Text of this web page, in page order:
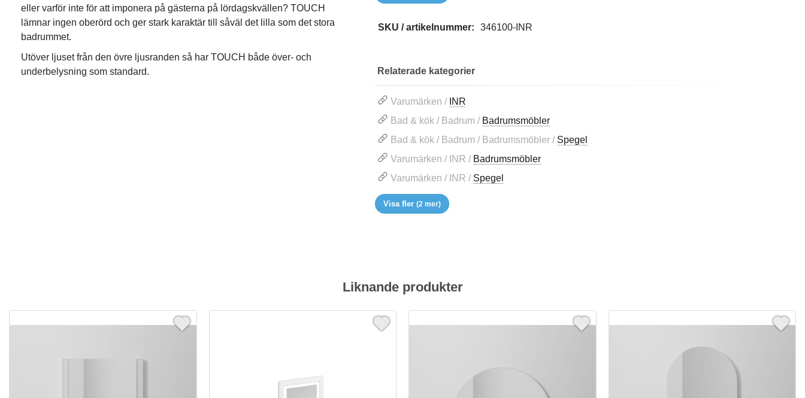
eller varför inte för att imponera på gästerna på lördagskvällen? TOUCH
lämnar ingen oberörd och ger stark karaktär till såväl det lilla som det stora
badrummet.
Utöver ljuset från den övre ljusranden så har TOUCH både över- och
underbelysning som standard.
SKU / artikelnummer: 346100-INR
Relaterade kategorier
Varumärken / INR
Bad & kök / Badrum / Badrumsmöbler
Bad & kök / Badrum / Badrumsmöbler / Spegel
Varumärken / INR / Badrumsmöbler
Varumärken / INR / Spegel
Visa fler(2 mer)
Liknande produkter